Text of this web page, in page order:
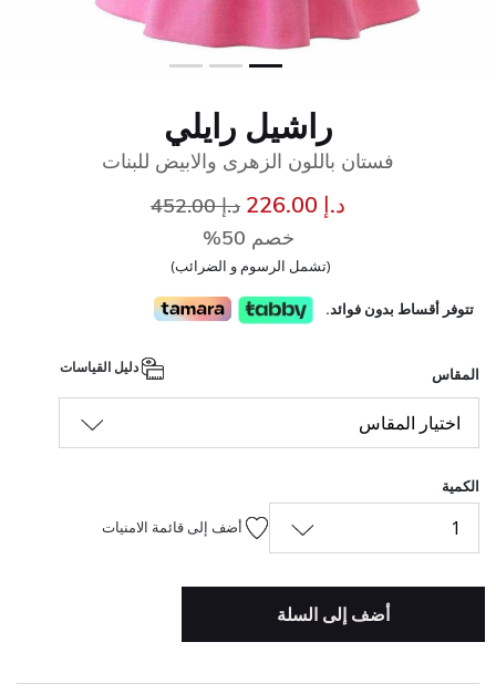
راشيل رايلي
فستان باللون الزهرى والابيض للبنات
د.إ 226.00 سعر مخفض مند.إ 452.00
خصم 50%
(تشمل الرسوم و الضرائب)
تتوفر أقساط بدون فوائد.
المقاس
اختيار المقاس
الكمية
1 أضف إلى قائمة الامنيات
أضف إلى السلة